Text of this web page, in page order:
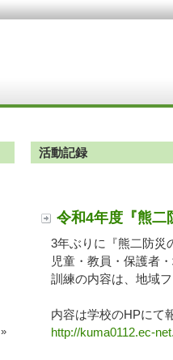
»
活動記録
令和4年度『熊二
3年ぶりに『熊二防災
児童・教員・保護者
訓練の内容は、地域
内容は学校のHPにて
http://kuma0112.ec-